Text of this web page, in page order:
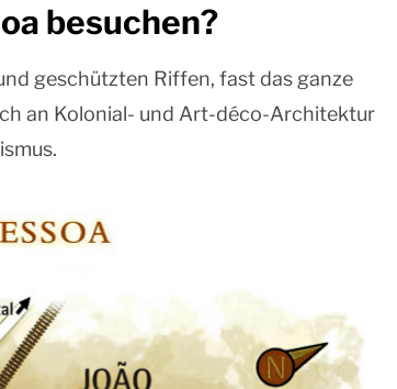
besuchen?
geschützten Riffen, fast das ganze
an Kolonial- und Art-déco-Architektur